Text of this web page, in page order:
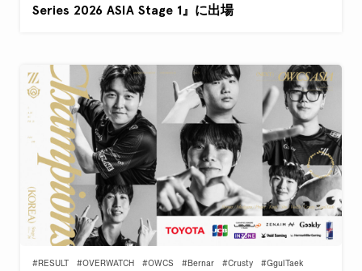
Series 2026 ASIA Stage 1』に出場
#RESULT #OVERWATCH #OWCS #Bernar #Crusty
#GgulTaek